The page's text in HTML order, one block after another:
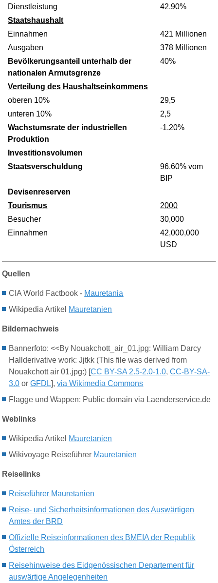
Dienstleistung
42.90%
Staatshaushalt
Einnahmen
421 Millionen
Ausgaben
378 Millionen
Bevölkerungsanteil unterhalb der
nationalen Armutsgrenze
40%
Verteilung des Haushaltseinkommens
oberen 10%
29,5
unteren 10%
2,5
Wachstumsrate der industriellen
Produktion
-1.20%
Investitionsvolumen
Staatsverschuldung
96.60% vom
BIP
Devisenreserven
Tourismus
2000
Besucher
30,000
Einnahmen
42,000,000
USD
Quellen
CIA World Factbook - Mauretania
Wikipedia Artikel Mauretanien
Bildernachweis
Bannerfoto: <<By Nouakchott_air_01.jpg: William Darcy
Hallderivative work: Jjtkk (This file was derived from
Nouakchott air 01.jpg:) [CC BY-SA 2.5-2.0-1.0,CC-BY-SA-
3.0 orGFDL],via Wikimedia Commons
Flagge und Wappen: Public domain via Laenderservice.de
Weblinks
Wikipedia Artikel Mauretanien
Wikivoyage Reiseführer Mauretanien
Reiselinks
Reiseführer Mauretanien
Reise- und Sicherheitsinformationen des Auswärtigen
Amtes der BRD
Offizielle Reiseinformationen des BMEIA der Republik
Österreich
Reisehinweise des Eidgenössischen Departement für
auswärtige Angelegenheiten